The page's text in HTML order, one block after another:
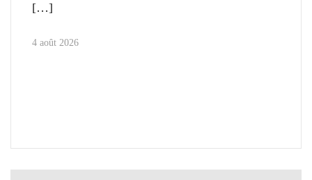
4 août 2026